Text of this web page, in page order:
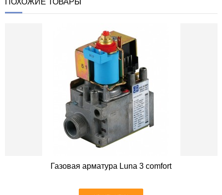
ПОХОЖИЕ ТОВАРЫ
Газовая арматура Luna 3 comfort